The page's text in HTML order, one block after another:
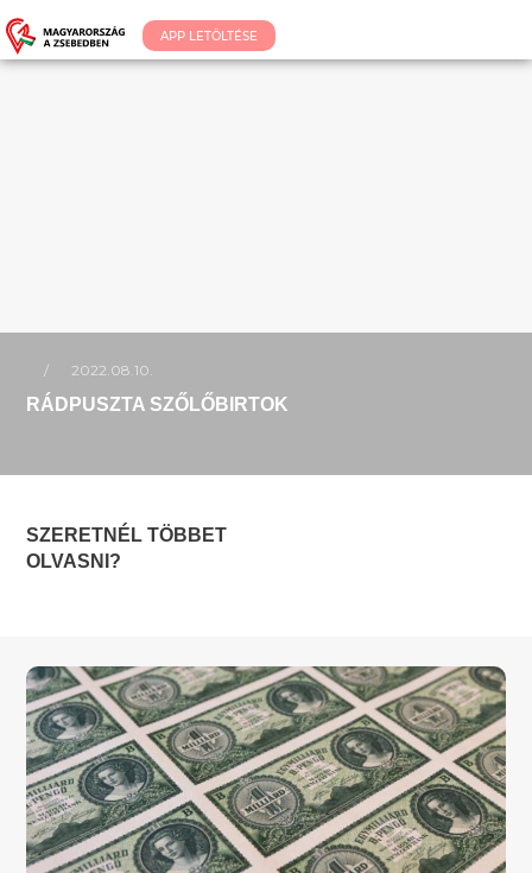
APP LETÖLTÉSE
/ 2022.08.10.
RÁDPUSZTA SZŐLŐBIRTOK
SZERETNÉL TÖBBET
OLVASNI?